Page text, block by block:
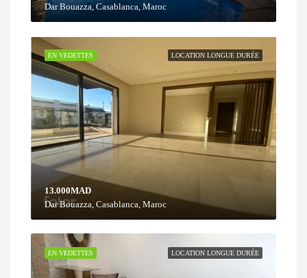
Dar Bouazza, Casablanca, Maroc
LOCATION LONGUE DURÉE
EN VEDETTES
13.000MAD
Dar Bouazza, Casablanca, Maroc
LOCATION LONGUE DURÉE
EN VEDETTES